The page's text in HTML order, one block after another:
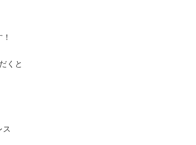
くと
ス